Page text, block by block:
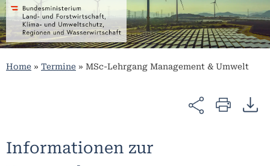
Home » Termine » MSc-Lehrgang Management & Umwelt
Informationen zur